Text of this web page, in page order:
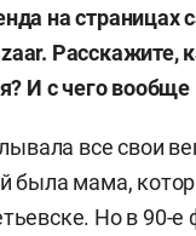
на страницах
Расскажите,
И с чего вообще
все свои
была мама,
Но в 90-е